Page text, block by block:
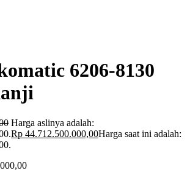
6206-8130
Harga aslinya adalah:
Rp 44.712.500.000,00Harga saat ini adalah: